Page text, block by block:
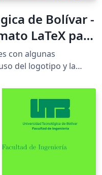
de Bolívar -
LaTeX para
- Verde
con algunas
del logotipo y la
Tecnológica de
de identidad de la
exclusivo para los
de Ingeniería de